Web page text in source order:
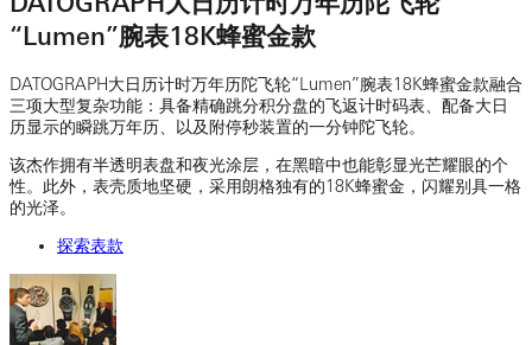
“Lumen”腕表18K蜂蜜金款
DATOGRAPH大日历计时万年历陀飞轮“Lumen”腕表18K蜂蜜金款融合
三项大型复杂功能：具备精确跳分积分盘的飞返计时码表、配备大日
历显示的瞬跳万年历、以及附停秒装置的一分钟陀飞轮。
该杰作拥有半透明表盘和夜光涂层，在黑暗中也能彰显光芒耀眼的个
性。此外，表壳质地坚硬，采用朗格独有的18K蜂蜜金，闪耀别具一格
的光泽。
探索表款